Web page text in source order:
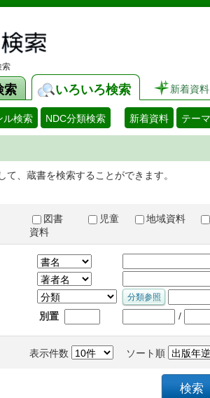
索
索 いろいろ検索 新着資料
ル検索 NDC分類検索 新着資料 テー
て、蔵書を検索することができます。
図書 児童
地域資料
資料
別置 /
表示件数 ソート順